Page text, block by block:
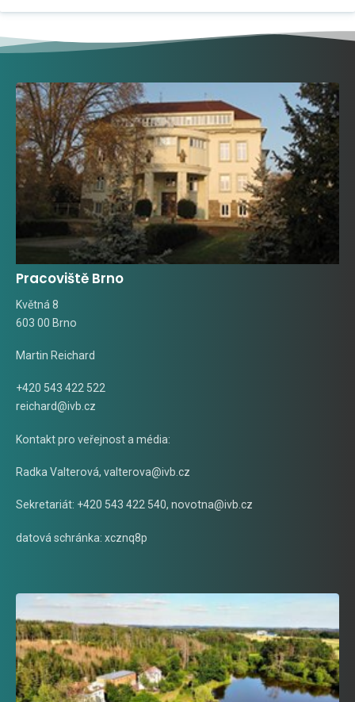
Pracoviště Brno
Květná 8
603 00 Brno
Martin Reichard
+420 543 422 522
reichard@ivb.cz
Kontakt pro veřejnost a média:
Radka Valterová, valterova@ivb.cz
Sekretariát: +420 543 422 540, novotna@ivb.cz
datová schránka: xcznq8p